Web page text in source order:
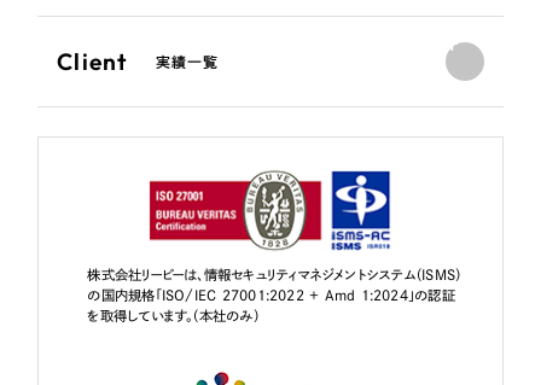
Client 実績一覧
株式会社リーピーは、情報セキュリティマネジメントシステム（ISMS）
の国内規格「ISO/IEC 27001:2022 + Amd 1:2024」の認証
を取得しています。（本社のみ）